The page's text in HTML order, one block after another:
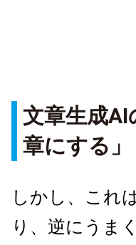
文章生成
章にする
しかし、これ
り、逆にうま